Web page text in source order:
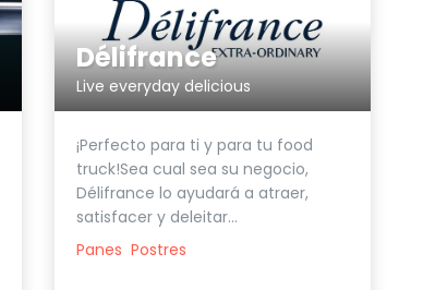
Délifrance
Live everyday delicious
¡Perfecto para ti y para tu food
truck!Sea cual sea su negocio,
Délifrance lo ayudará a atraer,
satisfacer y deleitar...
Panes Postres